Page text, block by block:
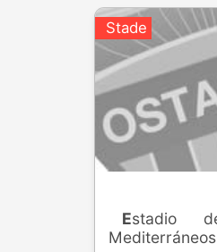
Stade
Estadio de los Juegos
Mediterráneos